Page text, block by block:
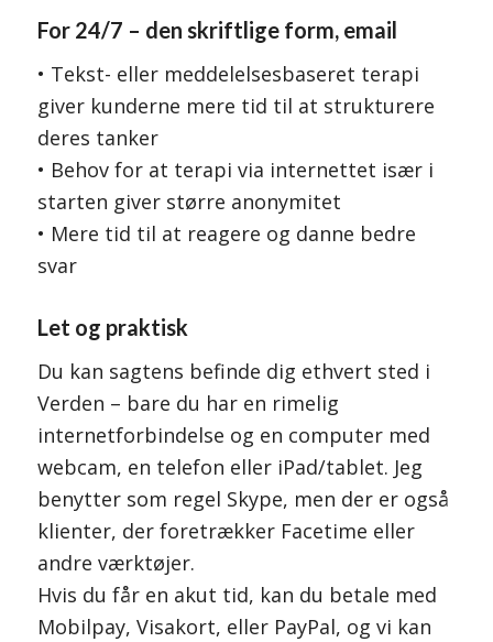
For 24/7 – den skriftlige form, email
• Tekst- eller meddelelsesbaseret terapi
giver kunderne mere tid til at strukturere
deres tanker
• Behov for at terapi via internettet især i
starten giver større anonymitet
• Mere tid til at reagere og danne bedre
svar
Let og praktisk
Du kan sagtens befinde dig ethvert sted i
Verden – bare du har en rimelig
internetforbindelse og en computer med
webcam, en telefon eller iPad/tablet. Jeg
benytter som regel Skype, men der er også
klienter, der foretrækker Facetime eller
andre værktøjer.
Hvis du får en akut tid, kan du betale med
Mobilpay, Visakort, eller PayPal, og vi kan